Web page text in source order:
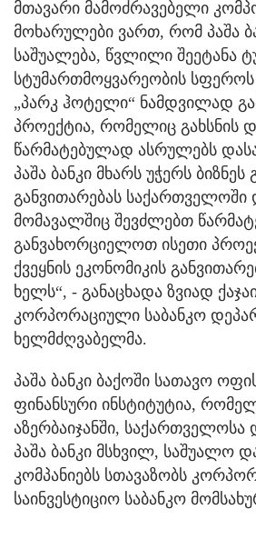
მთავარი მამოძრავებელი
მოხარულები ვართ, რომ პაშა
საშუალება, წვლილი შეეტანა
სტუმართმოყვარეობის სფეროს
„პარკ ჰოტელი“ ნამდვილად
პროექტია, რომელიც გახსნის
წარმატებულად ასრულებს
პაშა ბანკი მხარს უჭერს ბიზნეს
განვითარებას საქართველოში
მომავალშიც შევძლებთ
განვახორციელოთ ისეთი
ქვეყნის ეკონომიკის
ხელს“, - განაცხადა ზვიად
კორპორაციული საბანკო
ხელმძღვაბელმა.
პაშა ბანკი ბაქოში სათავო
ფინანსური ინსტიტუტია,
აზერბაიჯანში, საქართველოსა
პაშა ბანკი მსხვილ, საშუალო
კომპანიებს სთავაზობს
საინვესტიციო საბანკო